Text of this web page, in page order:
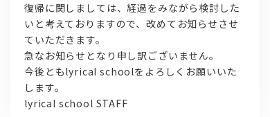
復帰に関しましては、経過をみながら検討した
いと考えておりますので、改めてお知らせさせ
ていただきます。
急なお知らせとなり申し訳ございません。
今後ともlyrical schoolをよろしくお願いいた
します。
lyrical school STAFF